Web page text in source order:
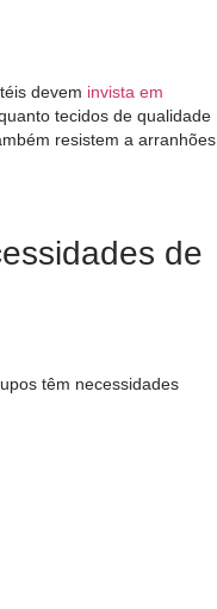
devem invista em
tecidos de qualidade
resistem a arranhões
de
têm necessidades